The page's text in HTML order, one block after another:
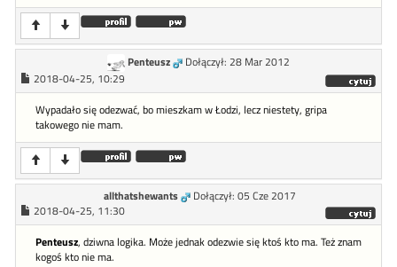
Penteusz
Dołączył: 28 Mar 2012
2018-04-25, 10:29
Wypadało się odezwać, bo mieszkam w Łodzi, lecz niestety, gripa
takowego nie mam.
allthatshewants
Dołączył: 05 Cze 2017
2018-04-25, 11:30
Penteusz, dziwna logika. Może jednak odezwie się ktoś kto ma. Też znam
kogoś kto nie ma.